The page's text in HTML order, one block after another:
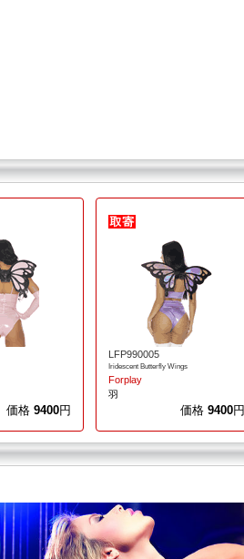
価格9400円
LFP990005
Iridescent Butterfly Wings
Forplay
羽
価格 9400円